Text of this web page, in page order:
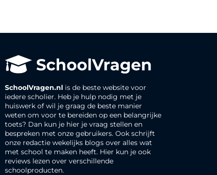
SchoolVragen.nl is de beste website voor
iedere scholier. Heb je hulp nodig met je
huiswerk of wil je graag de beste manier
weten om voor te bereiden op een belangrijke
toets? Dan kun je hier je vraag stellen en
bespreken met onze gebruikers. Ook schrijft
onze redactie wekelijks blogs over alles wat
met school te maken heeft. Hier kun je ook
reviews lezen over verschillende
schoolproducten.